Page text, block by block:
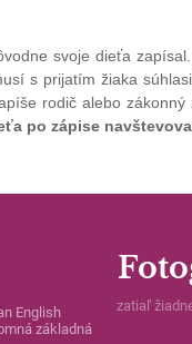
svoje dieťa
s prijatím žiaka
rodič alebo
po zápise
English
základná
zatiaľ